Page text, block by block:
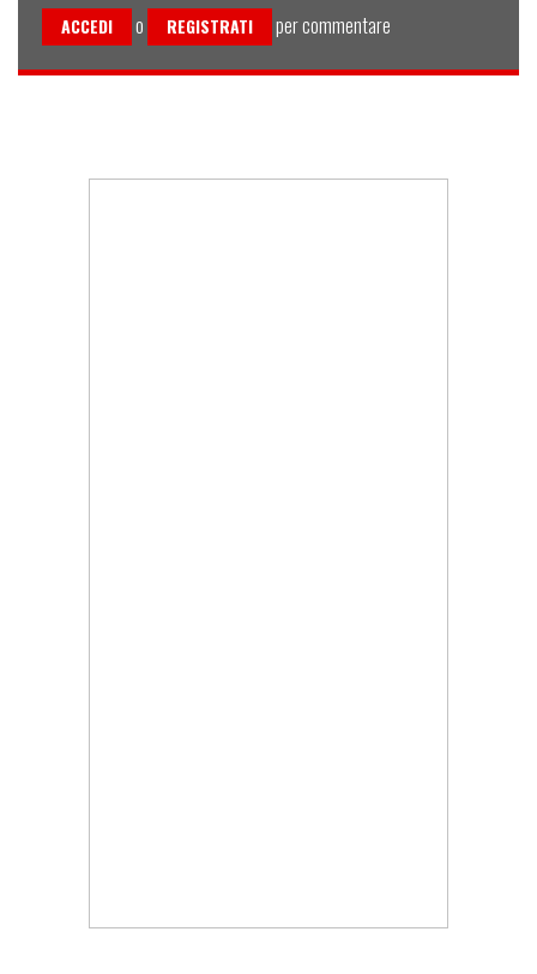
ACCEDI o REGISTRATI per commentare